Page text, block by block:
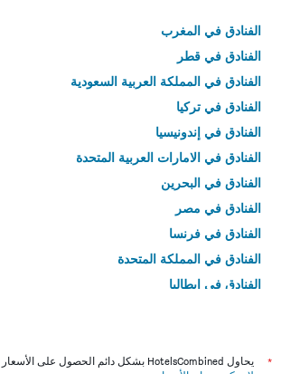
الفنادق في المغرب
الفنادق في قطر
الفنادق في المملكة العربية السعودية
الفنادق في تركيا
الفنادق في إندونيسيا
الفنادق في الامارات العربية المتحدة
الفنادق في البحرين
الفنادق في مصر
الفنادق في فرنسا
الفنادق في المملكة المتحدة
الفنادق في إيطاليا
*
يحاول HotelsCombined بشكل دائم الحصول على الأسعار الدقيقة، ولكن